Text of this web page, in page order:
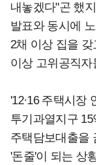
내놓겠다"곤 했
발표와 동시에
2채 이상 집을
이상 고위공직
'12·16 주택시장
투기과열지구
주택담보대출을
'돈줄'이 되는 상